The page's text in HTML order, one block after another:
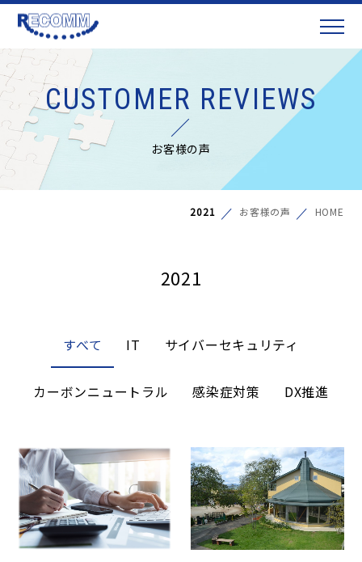
CUSTOMER REVIEWS
お客様の声
HOME
お客様の声
2021
2021
すべて IT サイバーセキュリティ
カーボンニュートラル 感染症対策 DX推進